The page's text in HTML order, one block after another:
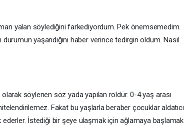
yalan söylediğini farkediyordum. Pek önemsemedim.
yaşandığını haber verince tedirgin oldum. Nasıl
söylenen söz yada yapılan roldür. 0-4 yaş arası
Fakat bu yaşlarla beraber çocuklar aldatıcı
ederler. İstediği bir şeye ulaşmak için ağlamaya başlamak